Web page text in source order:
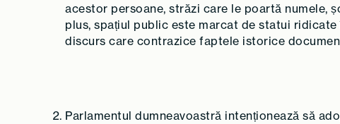
acestor persoane, străzi care le poartă numele,
plus, spațiul public este marcat de statui
discurs care contrazice faptele istorice
Parlamentul dumneavoastră intenționează să